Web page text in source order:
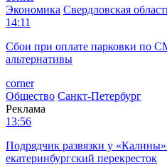
Экономика Свердловская
14:11
Сбои при оплате парковки по
альтернативы
corner
Общество Санкт-Петербург
Реклама
13:56
Подрядчик развязки у
екатеринбургский перекресток